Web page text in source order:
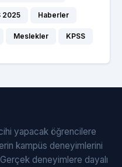
2025 Haberler
Meslekler KPSS
yapacak öğrencilere
kampüs deneyimlerini
deneyimlere dayalı